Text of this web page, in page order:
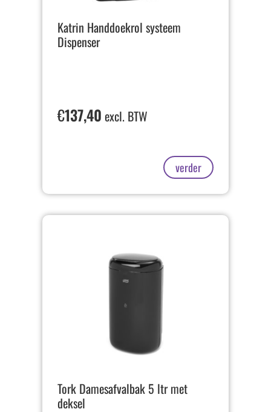
Katrin Handdoekrol systeem
Dispenser
€137,40 excl. BTW
verder
Tork Damesafvalbak 5 ltr met
deksel